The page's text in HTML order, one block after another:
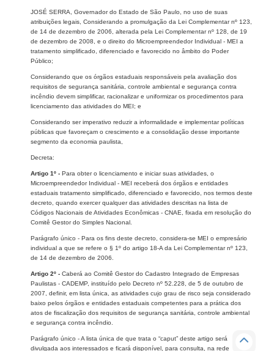
JOSÉ SERRA, Governador do Estado de São Paulo, no uso de suas
atribuições legais, Considerando a promulgação da Lei Complementar nº 123,
de 14 de dezembro de 2006, alterada pela Lei Complementar nº 128, de 19
de dezembro de 2008, e o direito do Microempreendedor Individual - MEI a
tratamento simplificado, diferenciado e favorecido no âmbito do Poder
Público;
Considerando que os órgãos estaduais responsáveis pela avaliação dos
requisitos de segurança sanitária, controle ambiental e segurança contra
incêndio devem simplificar, racionalizar e uniformizar os procedimentos para
licenciamento das atividades do MEI; e
Considerando ser imperativo reduzir a informalidade e implementar políticas
públicas que favoreçam o crescimento e a consolidação desse importante
segmento da economia paulista,
Decreta:
Artigo 1º - Para obter o licenciamento e iniciar suas atividades, o
Microempreendedor Individual - MEI receberá dos órgãos e entidades
estaduais tratamento simplificado, diferenciado e favorecido, nos termos deste
decreto, quando exercer qualquer das atividades descritas na lista de
Códigos Nacionais de Atividades Econômicas - CNAE, fixada em resolução do
Comitê Gestor do Simples Nacional.
Parágrafo único - Para os fins deste decreto, considera-se MEI o empresário
individual a que se refere o § 1º do artigo 18-A da Lei Complementar nº 123,
de 14 de dezembro de 2006.
Artigo 2º - Caberá ao Comitê Gestor do Cadastro Integrado de Empresas
Paulistas - CADEMP, instituído pelo Decreto nº 52.228, de 5 de outubro de
2007, definir, em lista única, as atividades cujo grau de risco seja considerado
baixo pelos órgãos e entidades estaduais competentes para a prática dos
atos de fiscalização dos requisitos de segurança sanitária, controle ambiental
e segurança contra incêndio.
Parágrafo único - A lista única de que trata o “caput” deste artigo será
divulgada aos interessados e ficará disponível, para consulta, na rede